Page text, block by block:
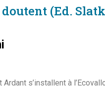
(Ed.
s’installent à